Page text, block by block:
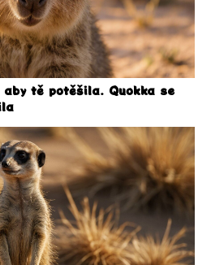
aby tě potěšila. Quokka se